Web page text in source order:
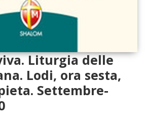
Liturgia delle
Lodi, ora sesta,
Settembre-